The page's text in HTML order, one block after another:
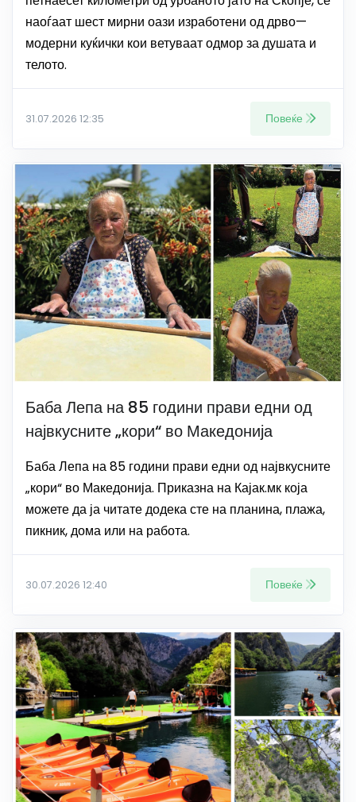
наоѓаат шест мирни оази изработени од дрво—
модерни куќички кои ветуваат одмор за душата и
телото.
31.07.2026 12:35 Повеќе
Баба Лепа на 85 години прави едни од
највкусните „кори“ во Македонија
Баба Лепа на 85 години прави едни од највкусните
„кори“ во Македонија. Приказна на Кајак.мк која
можете да ја читате додека сте на планина, плажа,
пикник, дома или на работа.
30.07.2026 12:40 Повеќе